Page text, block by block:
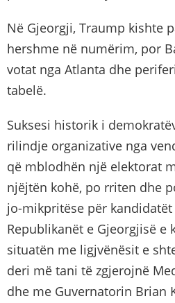
Në Gjeorgji, Traump kishte
hershme në numërim, por
votat nga Atlanta dhe
tabelë.
Suksesi historik i
rilindje organizative nga
që mblodhën një elektorat
njëjtën kohë, po rriten dhe
jo-mikpritëse për
Republikanët e Gjeorgjisë e
situatën me ligjvënësit e
deri më tani të zgjerojnë
dhe me Guvernatorin Brian